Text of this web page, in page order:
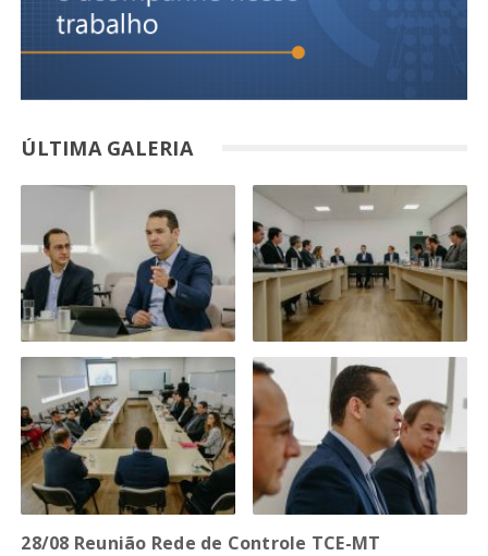
ÚLTIMA GALERIA
28/08 Reunião Rede de Controle TCE-MT